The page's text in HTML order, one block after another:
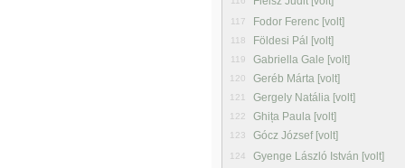
117 Fodor Ferenc [volt]
118 Földesi Pál [volt]
119 Gabriella Gale [volt]
120 Geréb Márta [volt]
121 Gergely Natália [volt]
122 Ghița Paula [volt]
123 Gócz József [volt]
124 Gyenge László István [volt]